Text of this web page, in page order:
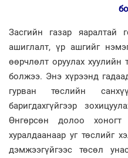
Засгийн газар яаралтай
ашиглалт, үр ашгийг
өөрчлөлт оруулах хуулийн
болжээ. Энэ хүрээнд
гурван төслийн
баригдахгүйгээр
Өнгөрсөн долоо
хуралдаанаар уг төслийг
дэмжээгүйгээс төсөл